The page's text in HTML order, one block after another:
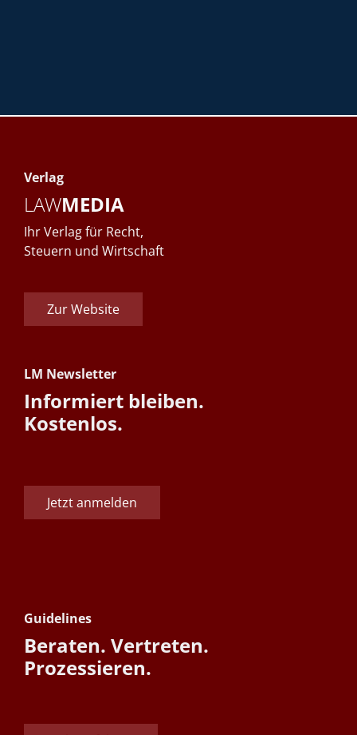
Verlag
LAWMEDIA
Ihr Verlag für Recht,
Steuern und Wirtschaft
Zur Website
LM Newsletter
Informiert bleiben.
Kostenlos.
Jetzt anmelden
Guidelines
Beraten. Vertreten.
Prozessieren.